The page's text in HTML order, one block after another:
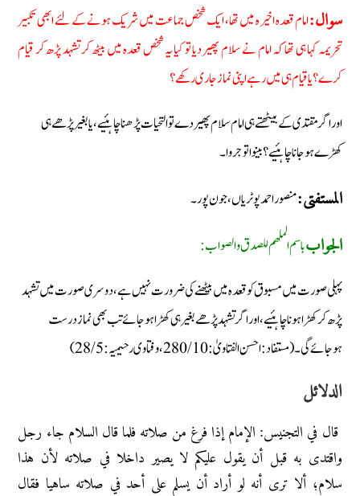
سوال:امام قعدہ اخیرہ میں تھا، ایک شخص جماعت میں شریک ہونے کے لئے ابھی تکبیر
تحریمہ کہا ہی تھا کہ امام نے سلام پھیر دیا تو کیا یہ شخص قعدہ میں بیٹھ کر تشہد پڑھ کر قیام
کرے؟ یا قیام ہی میں رہے اپنی نماز جاری رکھے؟
اور اگر مقتدی کے بیٹھتے ہی امام سلام پھیر دے تو التحیات پڑھنا چاہئیے، یا بغیر پڑھے ہی
کھڑے ہوجانا چاہئیے؟ بینوا توجروا۔
المستفتی:منصور احمد پوٹریاں، جون پور۔
الجوابباسم الملھم للصدق والصواب:
پہلی صورت میں مسبوق کو قعدہ میں بیٹھنے کی ضرورت نہیں ہے، دوسری صورت میں تشہد
پڑھ کر کھڑا ہونا چاہئیے، اور اگر تشہد پڑھے بغیر ہی کھڑا ہوجائے تب بھی نماز درست
ہوجائے گی۔ (مستفاد: احسن الفتاویٰ: 10/ 280 ، وفتاوی رحیمیہ: 5/ 28)
الدلائل
قال في التجنيس: الإمام إذا فرغ من صلاته فلما قال السلام جاء رجل
واقتدى به قبل أن يقول عليكم لا يصير داخلا في صلاته لأن هذا
سلام؛ ألا ترى أنه لو أراد أن يسلم على أحد في صلاته ساهيا فقال